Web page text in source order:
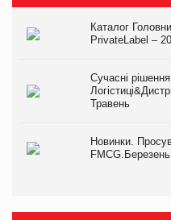
Каталог
PrivateLabel –
Сучасні
Травень
Новинки.